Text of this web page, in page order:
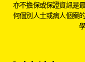
亦不擔保或保證資訊是
何個別人士或病人個案